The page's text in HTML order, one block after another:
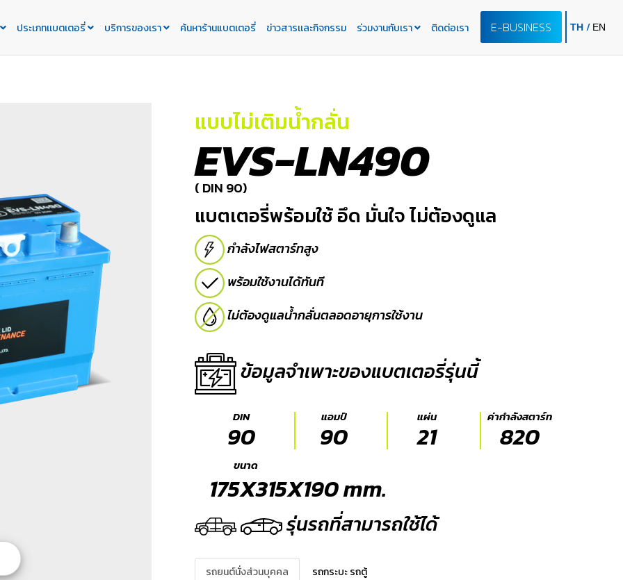
ประเภทเเบตเตอรี่ บริการของเรา ค้นหาร้านแบตเตอรี่ ข่าวสารเเละกิจกรรม ร่วมงานกับเรา ติดต่อเรา E-BUSINESS TH / EN
แบบไม่เติมน้ำกลั่น
EVS-LN490
( DIN 90)
แบตเตอรี่พร้อมใช้ อึด มั่นใจ ไม่ต้องดูแล
กำลังไฟสตาร์ทสูง
พร้อมใช้งานได้ทันที
ไม่ต้องดูแลน้ำกลั่นตลอดอายุการใช้งาน
ข้อมูลจำเพาะของแบตเตอรี่รุ่นนี้
DIN
90
แอมป์
90
แผ่น
21
ค่ากำลังสตาร์ท
820
ขนาด
175X315X190 mm.
รุ่นรถที่สามารถใช้ได้
รถยนต์นั่งส่วนบุคคล รถกระบะ รถตู้